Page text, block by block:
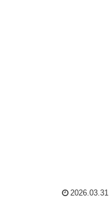
2026.03.31